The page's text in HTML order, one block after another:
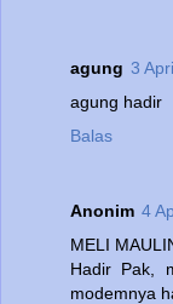
agung 3
agung hadir
Balas
Anonim 4
MELI
Hadir Pak,
modemnya